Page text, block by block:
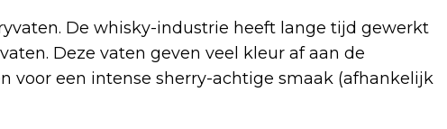
De whisky-industrie heeft lange tijd gewerkt
Deze vaten geven veel kleur af aan de
voor een intense sherry-achtige smaak (afhankelijk